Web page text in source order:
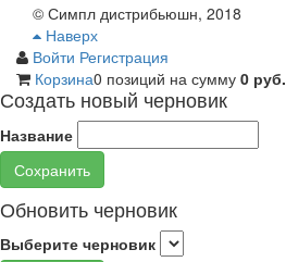
© Симпл дистрибьюшн, 2018
Наверх
Войти Регистрация
Корзина0 позиций на сумму 0 руб.
Создать новый черновик
Название
Сохранить
Обновить черновик
Выберите черновик